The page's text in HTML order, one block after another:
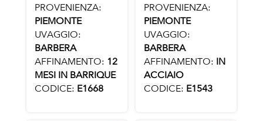
PROVENIENZA:
PIEMONTE
UVAGGIO:
BARBERA
AFFINAMENTO: 12
MESI IN BARRIQUE
CODICE: E1668
PROVENIENZA:
PIEMONTE
UVAGGIO:
BARBERA
AFFINAMENTO: IN
ACCIAIO
CODICE: E1543